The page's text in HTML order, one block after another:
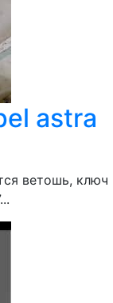
astra
ветошь, ключ